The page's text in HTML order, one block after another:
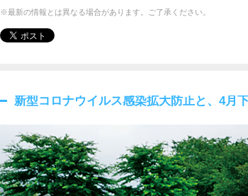
※最新の情報とは異なる場合があります。ご了承ください。
新型コロナウイルス感染拡大防止と、4月